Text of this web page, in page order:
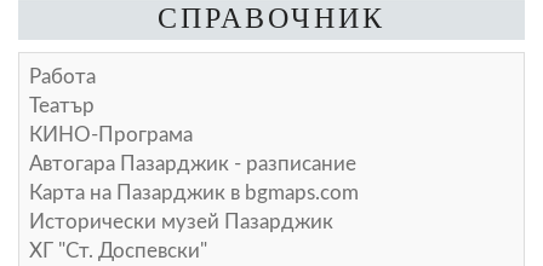
СПРАВОЧНИК
Работа
Театър
КИНО-Програма
Автогара Пазарджик - разписание
Карта на Пазарджик в bgmaps.com
Исторически музей Пазарджик
ХГ "Ст. Доспевски"